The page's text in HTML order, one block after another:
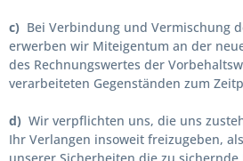
c) Bei Verbindung und Vermischung
erwerben wir Miteigentum an der
des Rechnungswertes der
verarbeiteten Gegenständen zum
d) Wir verpflichten uns, die uns
Ihr Verlangen insoweit freizugeben,